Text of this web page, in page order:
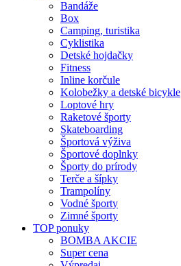
Bandáže
Box
Camping, turistika
Cyklistika
Detské hojdačky
Fitness
Inline korčule
Kolobežky a detské bicykle
Loptové hry
Raketové športy
Skateboarding
Športová výživa
Športové doplnky
Športy do prírody
Terče a šípky
Trampolíny
Vodné športy
Zimné športy
TOP ponuky
BOMBA AKCIE
Super cena